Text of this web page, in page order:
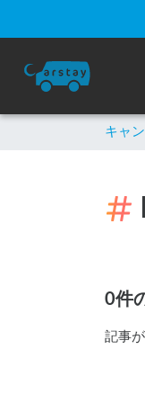
キャ
0件
記事